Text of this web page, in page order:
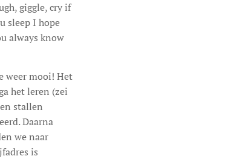
giggle, cry if
sleep I hope
always know
weer mooi! Het
het leren (zei
stallen
Daarna
we naar
is